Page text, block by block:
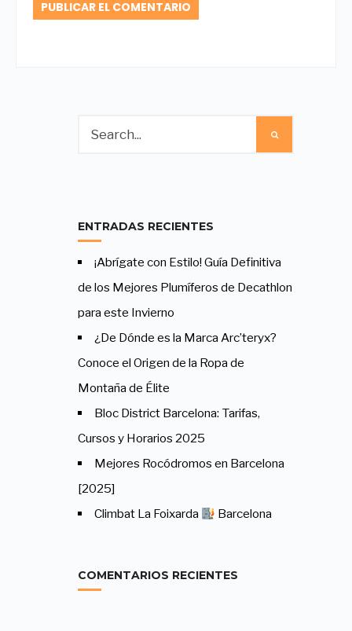
ENTRADAS RECIENTES
¡Abrígate con Estilo! Guía Definitiva
de los Mejores Plumíferos de Decathlon
para este Invierno
¿De Dónde es la Marca Arc’teryx?
Conoce el Origen de la Ropa de
Montaña de Élite
Bloc District Barcelona: Tarifas,
Cursos y Horarios 2025
Mejores Rocódromos en Barcelona
[2025]
Climbat La Foixarda
Barcelona
COMENTARIOS RECIENTES